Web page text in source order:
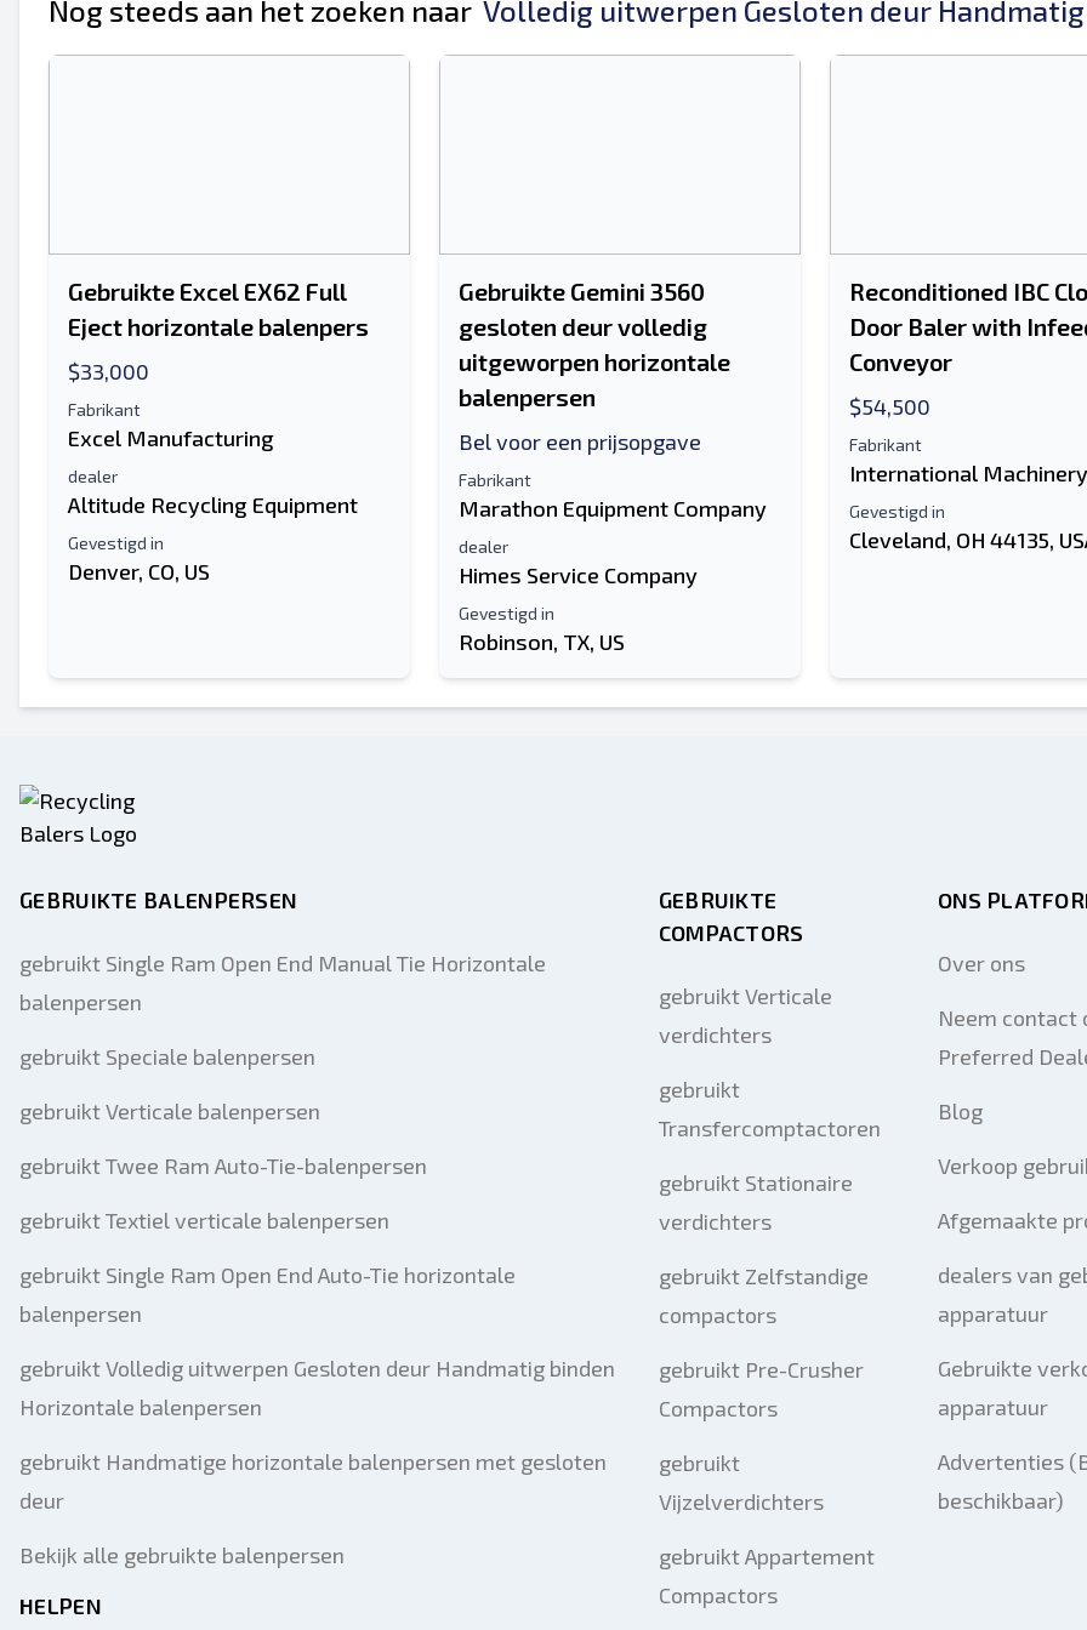
Nog steeds aan het zoeken naar Volledig uitwerpen Gesloten deur
Gebruikte Excel EX62 Full
Eject horizontale balenpers
$33,000
Fabrikant
Excel Manufacturing
dealer
Altitude Recycling Equipment
Gevestigd in
Denver, CO, US
Gebruikte Gemini 3560
gesloten deur volledig
uitgeworpen horizontale
balenpersen
Bel voor een prijsopgave
Fabrikant
Marathon Equipment Company
dealer
Himes Service Company
Gevestigd in
Robinson, TX, US
Reconditioned IBC
Door Baler with
Conveyor
$54,500
Fabrikant
International Machinery
Gevestigd in
Cleveland, OH 44135,
GEBRUIKTE BALENPERSEN
gebruikt Single Ram Open End Manual Tie Horizontale
balenpersen
gebruikt Speciale balenpersen
gebruikt Verticale balenpersen
gebruikt Twee Ram Auto-Tie-balenpersen
gebruikt Textiel verticale balenpersen
gebruikt Single Ram Open End Auto-Tie horizontale
balenpersen
gebruikt Volledig uitwerpen Gesloten deur Handmatig binden
Horizontale balenpersen
gebruikt Handmatige horizontale balenpersen met gesloten
deur
Bekijk alle gebruikte balenpersen
HELPEN
GEBRUIKTE
COMPACTORS
gebruikt Verticale
verdichters
gebruikt
Transfercomptactoren
gebruikt Stationaire
verdichters
gebruikt Zelfstandige
compactors
gebruikt Pre-Crusher
Compactors
gebruikt
Vijzelverdichters
gebruikt Appartement
Compactors
ONS
Over ons
Neem contact
Preferred
Blog
Verkoop
Afgemaakte
dealers van
apparatuur
Gebruikte
apparatuur
Advertenties
beschikbaar)